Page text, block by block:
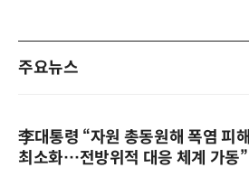
주요뉴스
李대통령 “자원 총동원해 폭염 피해
최소화…전방위적 대응 체계 가동”